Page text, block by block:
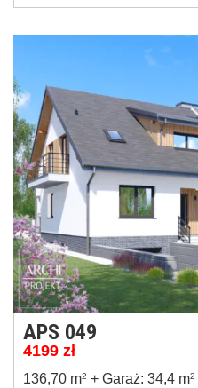
APS 049
4199 zł
136,70 m2 + Garaż: 34,4 m2